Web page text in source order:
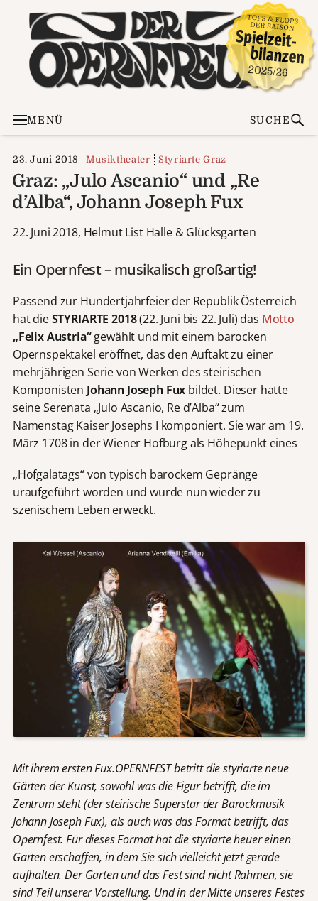
MENÜ SUCHE
23. Juni 2018 Musiktheater Styriarte Graz
Graz: „Julo Ascanio“ und „Re
d’Alba“, Johann Joseph Fux
22. Juni 2018, Helmut List Halle & Glücksgarten
Ein Opernfest – musikalisch großartig!
Passend zur Hundertjahrfeier der Republik Österreich
hat dieSTYRIARTE 2018(22. Juni bis 22. Juli) das Motto
„Felix Austria“gewählt und mit einem barocken
Opernspektakel eröffnet, das den Auftakt zu einer
mehrjährigen Serie von Werken des steirischen
Komponisten Johann Joseph Fux bildet. Dieser hatte
seine Serenata „Julo Ascanio, Re d’Alba“ zum
Namenstag Kaiser Josephs I komponiert. Sie war am 19.
März 1708 in der Wiener Hofburg als Höhepunkt eines
„Hofgalatags“ von typisch barockem Gepränge
uraufgeführt worden und wurde nun wieder zu
szenischem Leben erweckt.
Mit ihrem ersten Fux.OPERNFEST betritt die styriarte neue
Gärten der Kunst, sowohl was die Figur betrifft, die im
Zentrum steht (der steirische Superstar der Barockmusik
Johann Joseph Fux), als auch was das Format betrifft, das
Opernfest. Für dieses Format hat die styriarte heuer einen
Garten erschaffen, in dem Sie sich vielleicht jetzt gerade
aufhalten. Der Garten und das Fest sind nicht Rahmen, sie
sind Teil unserer Vorstellung. Und in der Mitte unseres Festes